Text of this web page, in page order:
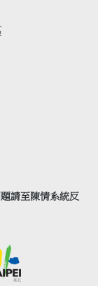
請至陳情系統反